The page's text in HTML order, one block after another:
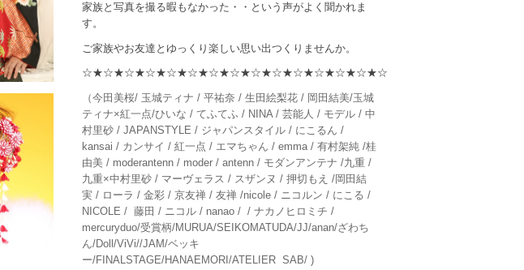
家族と写真を撮る暇もなかった・・という声がよく聞かれま
す。
ご家族やお友達とゆっくり楽しい思い出つくりませんか。
☆★☆★☆★☆★☆★☆★☆★☆★☆★☆★☆★☆★☆★☆★☆
（今田美桜/ 玉城ティナ / 平祐奈 / 生田絵梨花 / 岡田結美/玉城
ティナ×紅一点/ひいな / てふてふ / NINA / 芸能人 / モデル / 中
村里砂 / JAPANSTYLE / ジャパンスタイル / にこるん /
kansai / カンサイ / 紅一点 / エマちゃん / emma / 有村架純 /桂
由美 / moderantenn / moder / antenn / モダンアンテナ /九重 /
九重×中村里砂 / マーヴェラス / スザンヌ / 押切もえ /岡田結
実 / ローラ / 金彩 / 京友禅 / 友禅 /nicole / ニコルン / にこる /
NICOLE / 藤田 / ニコル / nanao / / ナカノヒロミチ /
mercuryduo/受賞柄/MURUA/SEIKOMATUDA/JJ/anan/ざわち
ん/Doll/ViVi//JAM/ベッキ
ー/FINALSTAGE/HANAEMORI/ATELIER SAB/ )